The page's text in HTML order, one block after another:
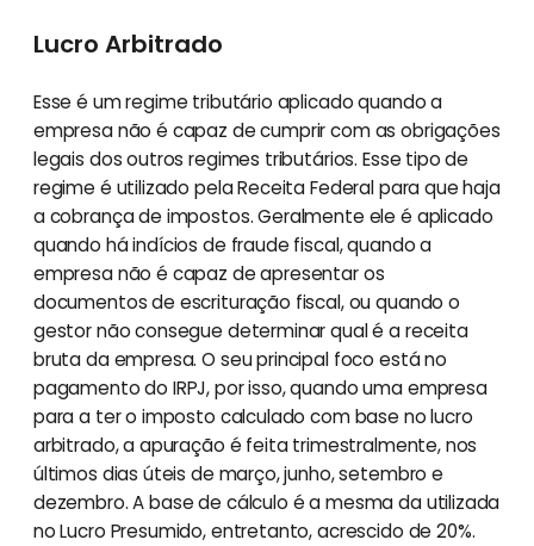
Lucro Arbitrado
Esse é um regime tributário aplicado quando a
empresa não é capaz de cumprir com as obrigações
legais dos outros regimes tributários. Esse tipo de
regime é utilizado pela Receita Federal para que haja
a cobrança de impostos. Geralmente ele é aplicado
quando há indícios de fraude fiscal, quando a
empresa não é capaz de apresentar os
documentos de escrituração fiscal, ou quando o
gestor não consegue determinar qual é a receita
bruta da empresa. O seu principal foco está no
pagamento do IRPJ, por isso, quando uma empresa
para a ter o imposto calculado com base no lucro
arbitrado, a apuração é feita trimestralmente, nos
últimos dias úteis de março, junho, setembro e
dezembro. A base de cálculo é a mesma da utilizada
no Lucro Presumido, entretanto, acrescido de 20%.